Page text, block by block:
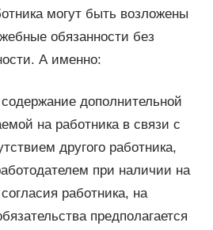
могут быть возложены
обязанности без
А именно:
дополнительной
на работника в связи с
другого работника,
при наличии на
работника, на
предполагается